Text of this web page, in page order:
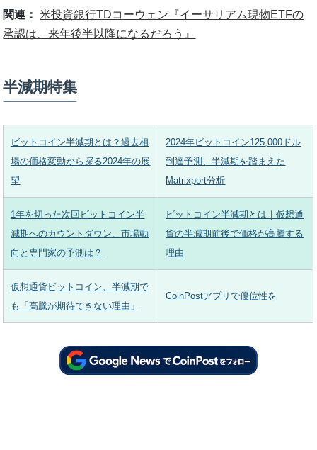
関連：
米投資銀行TDコーウェン『イーサリアム現物ETFの
承認は、来年後半以降になるだろう』
半減期特集
ビットコイン半減期とは？過去相
場の価格変動から探る2024年の展
望
2024年ビットコイン125,000ドル
到達予測、半減期を踏まえた
Matrixport分析
1年を切った次回ビットコイン半
減期へのカウントダウン、市場動
向と専門家の予測は？
ビットコイン半減期とは｜仮想通
貨の半減期前後で価格が高騰する
理由
仮想通貨ビットコイン、半減期で
も「高騰が期待できない理由」
CoinPostアプリで優位性を